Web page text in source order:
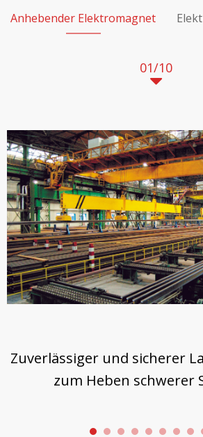
Anhebender Elektromagnet
01/10
Zuverlässiger und sicherer
zum Heben schwerer